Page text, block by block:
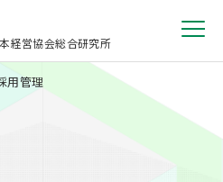
経営協会総合研究所
用管理